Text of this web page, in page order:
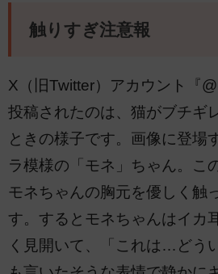
触りすぎ注意報
X（旧Twitter）アカウント『
投稿されたのは、猫がブチギ
ときの様子です。画像に登場
ラ模様の「モネ」ちゃん。こ
モネちゃんの胸元を優しく触
す。するとモネちゃんはイカ
く見開いて、「これは…どう